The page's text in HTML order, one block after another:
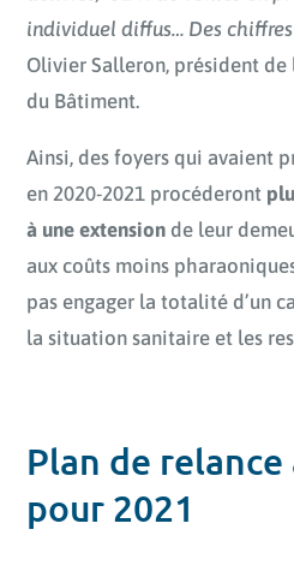
individuel diffus… Des chiffres
Olivier Salleron, président de
du Bâtiment.
Ainsi, des foyers qui avaient
en 2020-2021 procéderont
à une extension de leur
aux coûts moins
pas engager la totalité d’un
la situation sanitaire et les
Plan de
pour 2021